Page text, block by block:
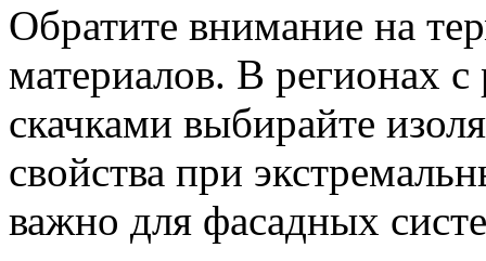
Обратите внимание на
материалов. В регионах
скачками выбирайте
свойства при
важно для фасадных